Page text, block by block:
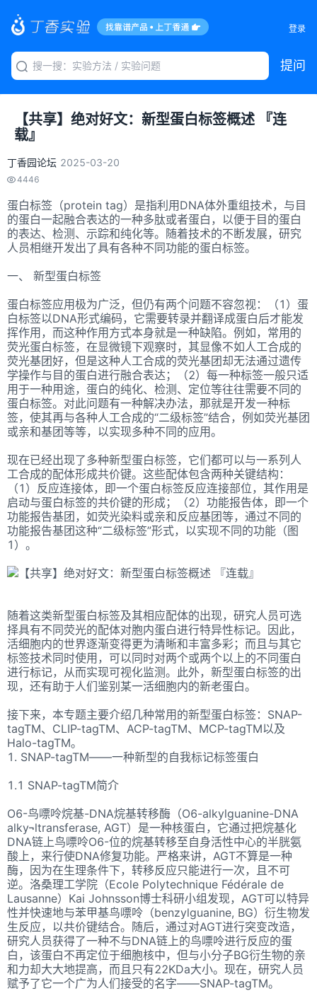
登录
提问
【共享】绝对好文：新型蛋白标签概述 『连
载』
丁香园论坛 2025-03-20
4446
蛋白标签（protein tag）是指利用DNA体外重组技术，与目
的蛋白一起融合表达的一种多肽或者蛋白，以便于目的蛋白
的表达、检测、示踪和纯化等。随着技术的不断发展，研究
人员相继开发出了具有各种不同功能的蛋白标签。
一、 新型蛋白标签
蛋白标签应用极为广泛，但仍有两个问题不容忽视：（1）蛋
白标签以DNA形式编码，它需要转录并翻译成蛋白后才能发
挥作用，而这种作用方式本身就是一种缺陷。例如，常用的
荧光蛋白标签，在显微镜下观察时，其显像不如人工合成的
荧光基团好，但是这种人工合成的荧光基团却无法通过遗传
学操作与目的蛋白进行融合表达；（2）每一种标签一般只适
用于一种用途，蛋白的纯化、检测、定位等往往需要不同的
蛋白标签。对此问题有一种解决办法，那就是开发一种标
签，使其再与各种人工合成的“二级标签”结合，例如荧光基团
或亲和基团等等，以实现多种不同的应用。
现在已经出现了多种新型蛋白标签，它们都可以与一系列人
工合成的配体形成共价键。这些配体包含两种关键结构：
（1）反应连接体，即一个蛋白标签反应连接部位，其作用是
启动与蛋白标签的共价键的形成；（2）功能报告体，即一个
功能报告基团，如荧光染料或亲和反应基团等，通过不同的
功能报告基团这种“二级标签”形式，以实现不同的功能（图
1）。
随着这类新型蛋白标签及其相应配体的出现，研究人员可选
择具有不同荧光的配体对胞内蛋白进行特异性标记。因此，
活细胞内的世界逐渐变得更为清晰和丰富多彩；而且与其它
标签技术同时使用，可以同时对两个或两个以上的不同蛋白
进行标记，从而实现可视化监测。此外，新型蛋白标签的出
现，还有助于人们鉴别某一活细胞内的新老蛋白。
接下来，本专题主要介绍几种常用的新型蛋白标签：SNAP-
tagTM、CLIP-tagTM、ACP-tagTM、MCP-tagTM以及
Halo-tagTM。
1. SNAP-tagTM――一种新型的自我标记标签蛋白
1.1 SNAP-tagTM简介
O6-鸟嘌呤烷基-DNA烷基转移酶（O6-alkylguanine-DNA
alky¬ltransferase, AGT）是一种核蛋白，它通过把烷基化
DNA链上鸟嘌呤O6-位的烷基转移至自身活性中心的半胱氨
酸上，来行使DNA修复功能。严格来讲，AGT不算是一种
酶，因为在生理条件下，转移反应只能进行一次，且不可
逆。洛桑理工学院（Ecole Polytechnique Fédérale de
Lausanne）Kai Johnsson博士科研小组发现，AGT可以特异
性并快速地与苯甲基鸟嘌呤（benzylguanine, BG）衍生物发
生反应，以共价键结合。随后，通过对AGT进行突变改造，
研究人员获得了一种不与DNA链上的鸟嘌呤进行反应的蛋
白，该蛋白不再定位于细胞核中，但与小分子BG衍生物的亲
和力却大大地提高，而且只有22KDa大小。现在，研究人员
赋予了它一个广为人们接受的名字——SNAP-tagTM。